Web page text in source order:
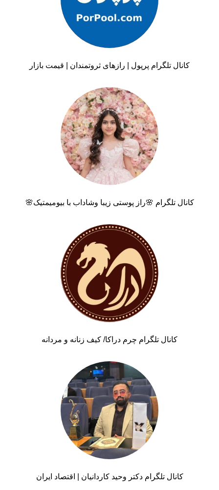
کانال تلگرام پرپول | رازهای ثروتمندان | قیمت بازار
کانال تلگرام 🌸راز پوستی زیبا وشاداب با بیومیمتیک🌸
کانال تلگرام چرم دراکا/ کیف زنانه و مردانه
کانال تلگرام دکتر وحید کاردانیان | اقتصاد ایران